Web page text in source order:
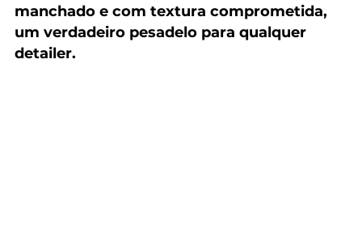
manchado e com textura comprometida,
um verdadeiro pesadelo para qualquer
detailer.